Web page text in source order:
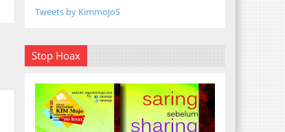
Tweets by KimmojoS
Stop Hoax